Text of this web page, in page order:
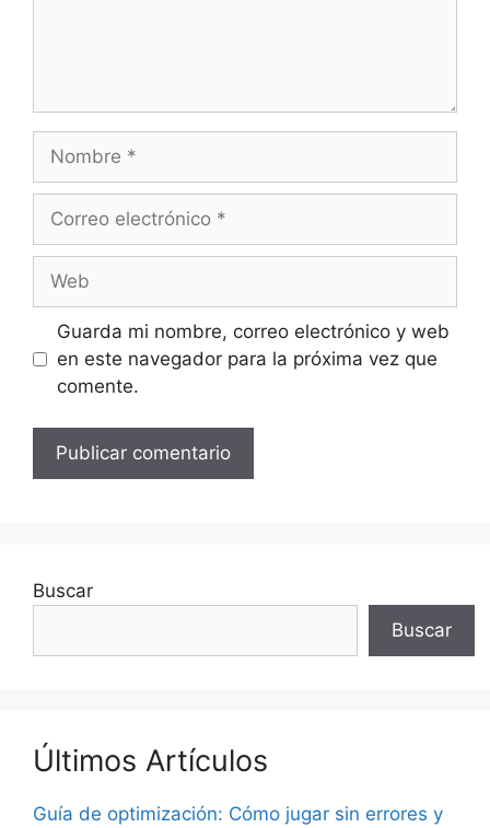
electrónico
Guarda mi nombre, correo electrónico y web
en este navegador para la próxima vez que
comente.
Buscar
Buscar
Últimos Artículos
Guía de optimización: Cómo jugar sin errores y